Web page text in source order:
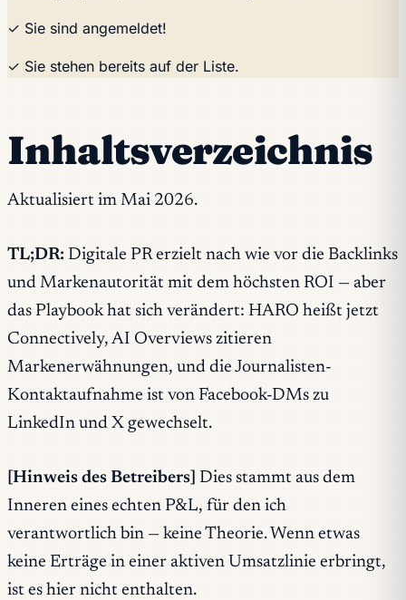
✓ Sie sind angemeldet!
✓ Sie stehen bereits auf der Liste.
Inhaltsverzeichnis
Aktualisiert im Mai 2026.
TL;DR: Digitale PR erzielt nach wie vor die Backlinks
und Markenautorität mit dem höchsten ROI — aber
das Playbook hat sich verändert: HARO heißt jetzt
Connectively, AI Overviews zitieren
Markenerwähnungen, und die Journalisten-
Kontaktaufnahme ist von Facebook-DMs zu
LinkedIn und X gewechselt.
[Hinweis des Betreibers] Dies stammt aus dem
Inneren eines echten P&L, für den ich
verantwortlich bin — keine Theorie. Wenn etwas
keine Erträge in einer aktiven Umsatzlinie erbringt,
ist es hier nicht enthalten.